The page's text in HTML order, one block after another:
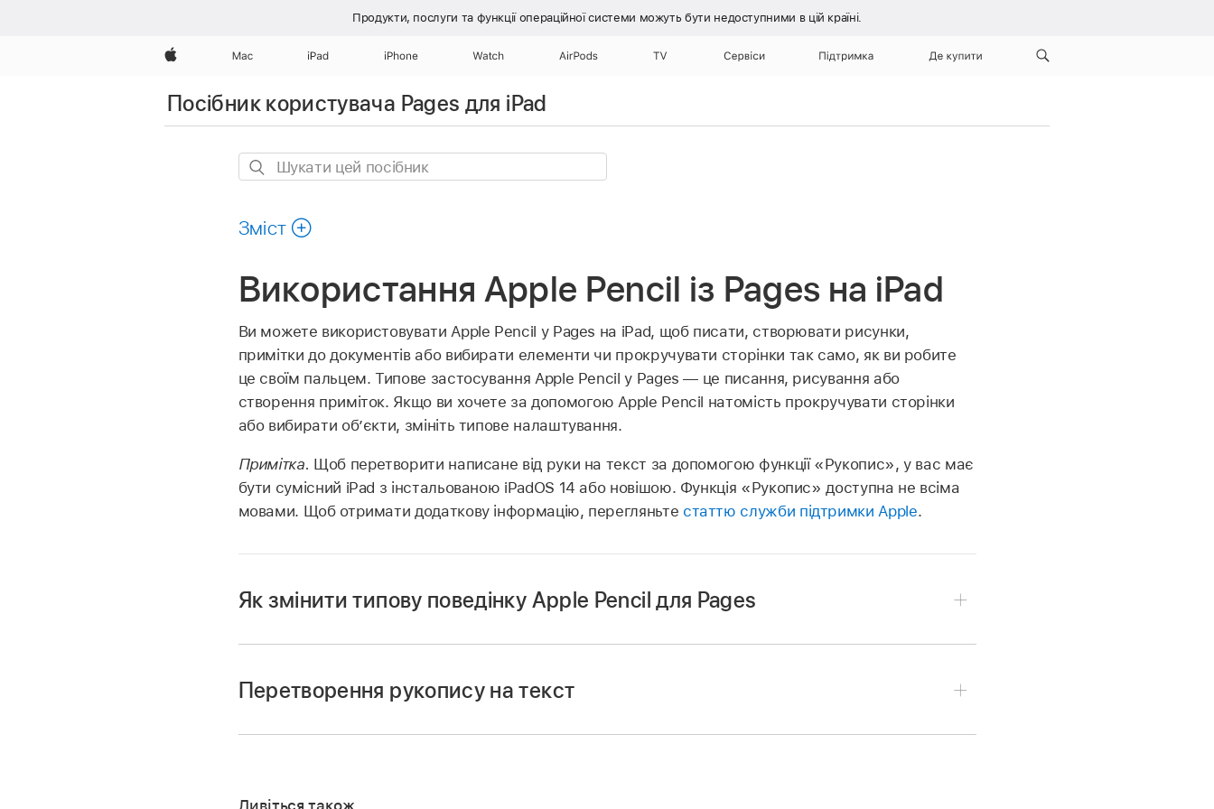
Продукти, послуги та функції операційної системи можуть бути недоступними в цій країні.
Apple Mac iPad iPhone Watch AirPods TV Сервіси Підтримка Де купити
Посібник користувача Pages для iPad
Шукати
Зміст
Використання Apple Pencil із Pages на iPad
Ви можете використовувати Apple Pencil у Pages на iPad, щоб писати, створювати рисунки,
примітки до документів або вибирати елементи чи прокручувати сторінки так само, як ви робите
це своїм пальцем. Типове застосування Apple Pencil у Pages — це писання, рисування або
створення приміток. Якщо ви хочете за допомогою Apple Pencil натомість прокручувати сторінки
або вибирати обʼєкти, змініть типове налаштування.
Примітка. Щоб перетворити написане від руки на текст за допомогою функції «Рукопис», у вас має
бути сумісний iPad з інстальованою iPadOS 14 або новішою. Функція «Рукопис» доступна не всіма
мовами. Щоб отримати додаткову інформацію, перегляньте статтю служби підтримки Apple.
Як змінити типову поведінку Apple Pencil для Pages
Відкрийте документ.
Перетворення рукопису на текст